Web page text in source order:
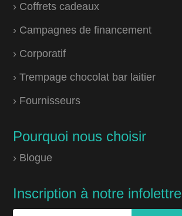
› Coffrets cadeaux
› Campagnes de financement
› Corporatif
› Trempage chocolat bar laitier
› Fournisseurs
Pourquoi nous choisir
› Blogue
Inscription à notre infolettre